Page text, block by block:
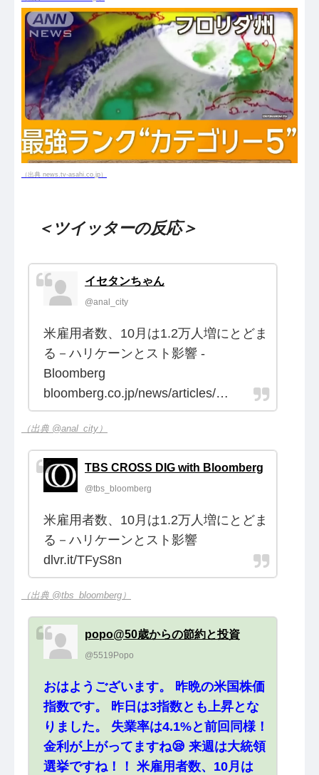
（出典 news.tv-asahi.co.jp）
＜ツイッターの反応＞
イセタンちゃん
@anal_city
米雇用者数、10月は1.2万人増にとどま
る－ハリケーンとスト影響 -
Bloomberg
bloomberg.co.jp/news/articles/…
（出典 @anal_city）
TBS CROSS DIG with Bloomberg
@tbs_bloomberg
米雇用者数、10月は1.2万人増にとどま
る－ハリケーンとスト影響
dlvr.it/TFyS8n
（出典 @tbs_bloomberg）
popo@50歳からの節約と投資
@5519Popo
おはようございます。 昨晩の米国株価
指数です。 昨日は3指数とも上昇とな
りました。 失業率は4.1%と前回同様！
金利が上がってますね😪 来週は大統領
選挙ですね！！ 米雇用者数、10月は